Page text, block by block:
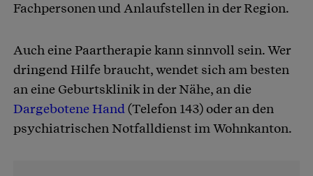
Fachpersonen und Anlaufstellen in der Region.
Auch eine Paartherapie kann sinnvoll sein. Wer
dringend Hilfe braucht, wendet sich am besten
an eine Geburtsklinik in der Nähe, an die
Dargebotene Hand(Telefon 143) oder an den
psychiatrischen Notfalldienst im Wohnkanton.